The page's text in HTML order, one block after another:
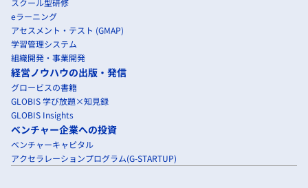
スクール型研修
eラーニング
アセスメント・テスト (GMAP)
学習管理システム
組織開発・事業開発
経営ノウハウの出版・発信
グロービスの書籍
GLOBIS 学び放題×知見録
GLOBIS Insights
ベンチャー企業への投資
ベンチャーキャピタル
アクセラレーションプログラム(G-STARTUP)